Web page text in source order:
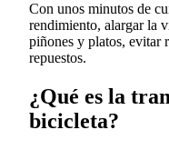
Con unos minutos de
rendimiento, alargar la
piñones y platos, evitar
repuestos.
¿Qué es la
bicicleta?